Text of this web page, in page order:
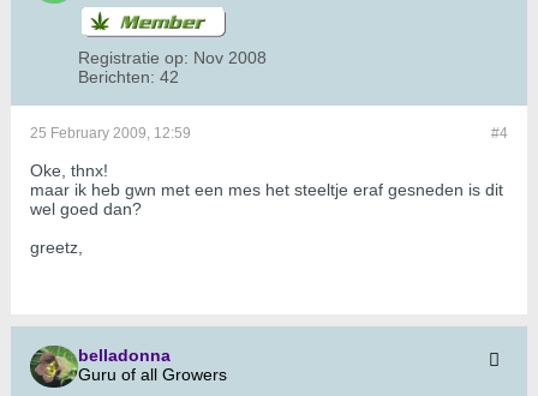
Registratie op: Nov 2008
Berichten: 42
#4
25 February 2009, 12:59
Oke, thnx!
maar ik heb gwn met een mes het steeltje eraf gesneden is dit
wel goed dan?
greetz,
belladonna
Guru of all Growers